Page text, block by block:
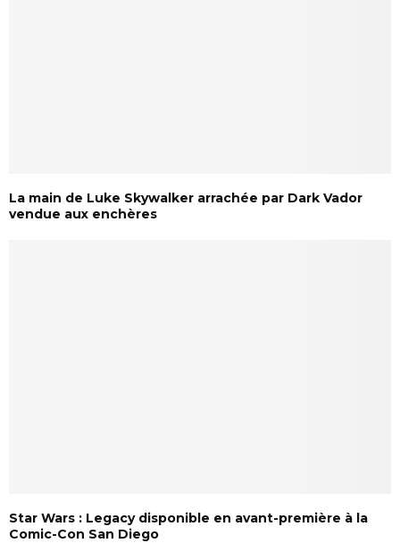
La main de Luke Skywalker arrachée par Dark Vador
vendue aux enchères
Star Wars : Legacy disponible en avant-première à la
Comic-Con San Diego